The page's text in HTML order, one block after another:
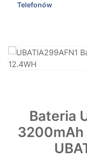
Telefonów
Bateria
3200mAh